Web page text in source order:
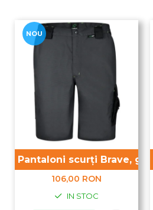
NOU
Pantaloni scurți Brave, gri
106,00 RON
IN STOC